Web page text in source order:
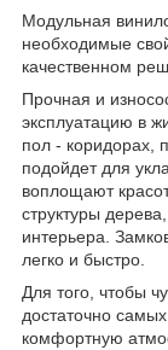
Модульная
необходимые
качественном
Прочная и
эксплуатацию в
пол - коридорах,
подойдет для
воплощают
структуры
интерьера.
легко и быстро.
Для того, чтобы
достаточно
комфортную